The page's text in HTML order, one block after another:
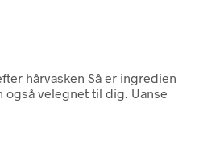
hårvasken Så er ingredien
velegnet til dig. Uanse